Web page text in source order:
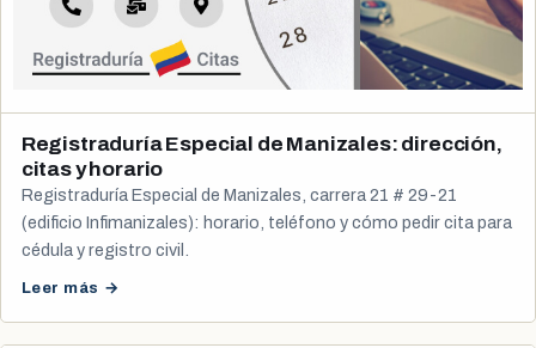
Registraduría Especial de Manizales: dirección,
citas y horario
Registraduría Especial de Manizales, carrera 21 # 29-21
(edificio Infimanizales): horario, teléfono y cómo pedir cita para
cédula y registro civil.
Leer más →